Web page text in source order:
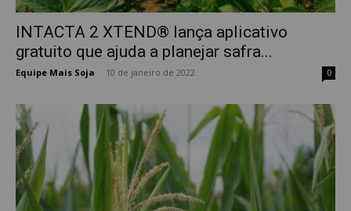
INTACTA 2 XTEND® lança aplicativo
gratuito que ajuda a planejar safra...
Equipe Mais Soja 10 de janeiro de 2022 0